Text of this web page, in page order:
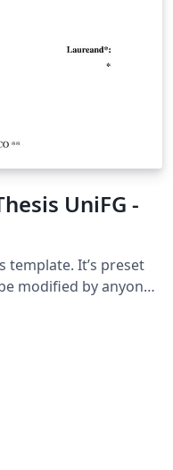
UniFG -
template. It’s preset
modified by anyone